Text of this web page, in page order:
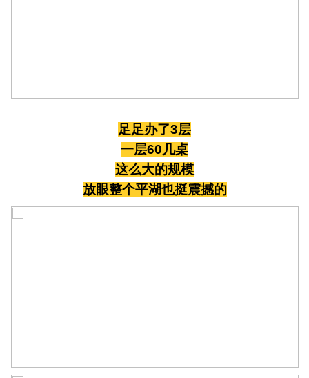
足足办了3层
一层60几桌
这么大的规模
放眼整个平湖也挺震撼的